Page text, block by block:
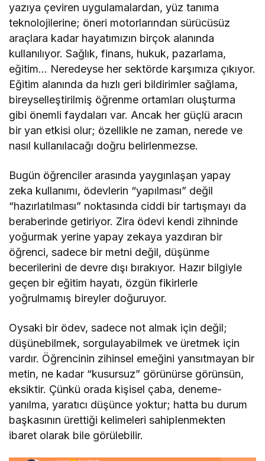
yazıya çeviren uygulamalardan, yüz tanıma
teknolojilerine; öneri motorlarından sürücüsüz
araçlara kadar hayatımızın birçok alanında
kullanılıyor. Sağlık, finans, hukuk, pazarlama,
eğitim… Neredeyse her sektörde karşımıza çıkıyor.
Eğitim alanında da hızlı geri bildirimler sağlama,
bireyselleştirilmiş öğrenme ortamları oluşturma
gibi önemli faydaları var. Ancak her güçlü aracın
bir yan etkisi olur; özellikle ne zaman, nerede ve
nasıl kullanılacağı doğru belirlenmezse.
Bugün öğrenciler arasında yaygınlaşan yapay
zeka kullanımı, ödevlerin “yapılması” değil
“hazırlatılması” noktasında ciddi bir tartışmayı da
beraberinde getiriyor. Zira ödevi kendi zihninde
yoğurmak yerine yapay zekaya yazdıran bir
öğrenci, sadece bir metni değil, düşünme
becerilerini de devre dışı bırakıyor. Hazır bilgiyle
geçen bir eğitim hayatı, özgün fikirlerle
yoğrulmamış bireyler doğuruyor.
Oysaki bir ödev, sadece not almak için değil;
düşünebilmek, sorgulayabilmek ve üretmek için
vardır. Öğrencinin zihinsel emeğini yansıtmayan bir
metin, ne kadar “kusursuz” görünürse görünsün,
eksiktir. Çünkü orada kişisel çaba, deneme-
yanılma, yaratıcı düşünce yoktur; hatta bu durum
başkasının ürettiği kelimeleri sahiplenmekten
ibaret olarak bile görülebilir.